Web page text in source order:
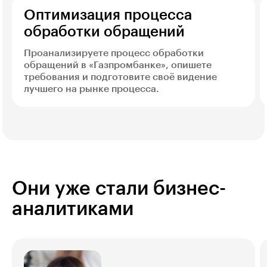
Оптимизация процесса
обработки обращений
Проанализируете процесс обработки
обращений в «Газпромбанке», опишете
требования и подготовите своё видение
лучшего на рынке процесса.
Они уже стали бизнес-
аналитиками